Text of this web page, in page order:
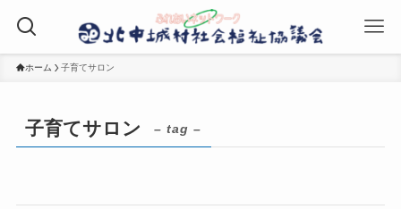
ホーム 子育てサロン
子育てサロン – tag –